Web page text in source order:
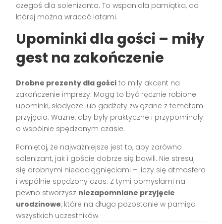
czegoś dla solenizanta. To wspaniała pamiątka, do
której można wracać latami.
Upominki dla gości – miły
gest na zakończenie
Drobne prezenty dla gości to miły akcent na
zakończenie imprezy. Mogą to być ręcznie robione
upominki, słodycze lub gadżety związane z tematem
przyjęcia. Ważne, aby były praktyczne i przypominały
o wspólnie spędzonym czasie.
Pamiętaj, że najważniejsze jest to, aby zarówno
solenizant, jak i goście dobrze się bawili. Nie stresuj
się drobnymi niedociągnięciami – liczy się atmosfera
i wspólnie spędzony czas. Z tymi pomysłami na
pewno stworzysz niezapomniane przyjęcie
urodzinowe, które na długo pozostanie w pamięci
wszystkich uczestników.